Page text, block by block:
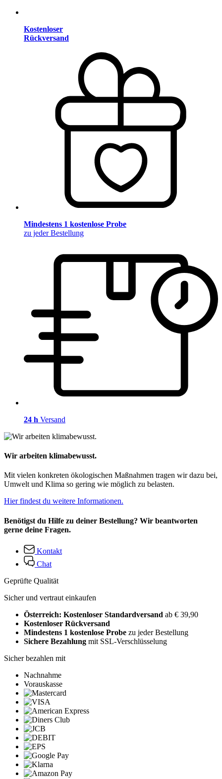
Kostenloser
Rückversand
Mindestens 1 kostenlose Probe
zu jeder Bestellung
24 h Versand
Wir arbeiten klimabewusst.
Mit vielen konkreten ökologischen Maßnahmen tragen wir dazu bei,
Umwelt und Klima so gering wie möglich zu belasten.
Hier findest du weitere Informationen.
Benötigst du Hilfe zu deiner Bestellung? Wir beantworten
gerne deine Fragen.
Kontakt
Chat
Geprüfte Qualität
Sicher und vertraut einkaufen
Österreich: Kostenloser Standardversand ab € 39,90
Kostenloser Rückversand
Mindestens 1 kostenlose Probe zu jeder Bestellung
Sichere Bezahlung mit SSL-Verschlüsselung
Sicher bezahlen mit
Nachnahme
Vorauskasse